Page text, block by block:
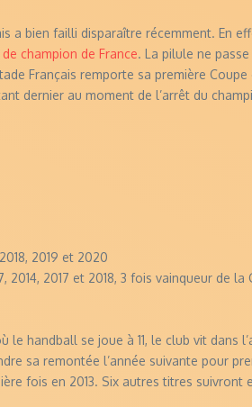
a bien failli disparaître récemment. En
champion de France. La pilule ne
Français remporte sa première
dernier au moment de l’arrêt du
2019 et 2020
2017 et 2018, 3 fois vainqueur de
handball se joue à 11, le club vit dans
sa remontée l’année suivante pour
fois en 2013. Six autres titres